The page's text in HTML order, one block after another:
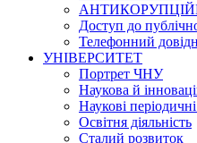
Доступ до
Телефонний
УНІВЕРСИТЕТ
Портрет ЧНУ
Наукова й
Наукові
Освітня діяльність
Сталий розвиток